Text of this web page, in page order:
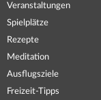
Veranstaltungen
Spielplätze
Rezepte
Meditation
Ausflugsziele
Freizeit-Tipps